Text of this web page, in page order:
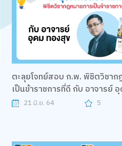
ตะลุยโจทย์สอบ ก.พ. พิชิตวิชาก
เป็นข้าราชการที่ดี กับ อาจารย์
กับโครงการ B2S Smart to U
21 มิ.ย. 64 5